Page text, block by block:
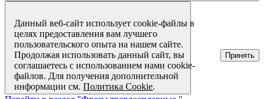
Данный веб-сайт использует cookie-файлы в
целях предоставления вам лучшего
пользовательского опыта на нашем сайте.
Продолжая использовать данный сайт, вы
соглашаетесь с использованием нами cookie-
файлов. Для получения дополнительной
информации см.Политика Cookie.
Принять